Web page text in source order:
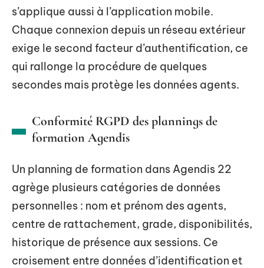
s’applique aussi à l’application mobile.
Chaque connexion depuis un réseau extérieur
exige le second facteur d’authentification, ce
qui rallonge la procédure de quelques
secondes mais protège les données agents.
Conformité RGPD des plannings de
formation Agendis
Un planning de formation dans Agendis 22
agrège plusieurs catégories de données
personnelles : nom et prénom des agents,
centre de rattachement, grade, disponibilités,
historique de présence aux sessions. Ce
croisement entre données d’identification et